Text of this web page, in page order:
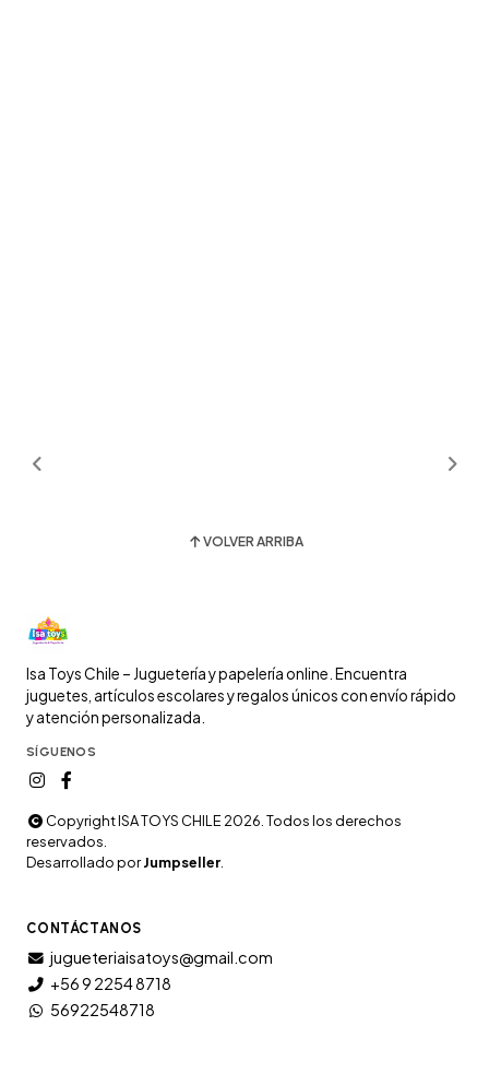
VOLVER ARRIBA
Isa Toys Chile – Juguetería y papelería online. Encuentra
juguetes, artículos escolares y regalos únicos con envío rápido
y atención personalizada.
SÍGUENOS
Copyright ISA TOYS CHILE 2026. Todos los derechos
reservados.
Desarrollado porJumpseller.
CONTÁCTANOS
jugueteriaisatoys@gmail.com
+56 9 2254 8718
56922548718